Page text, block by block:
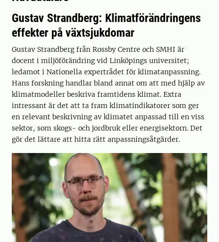
Gustav Strandberg: Klimatförändringens
effekter på växtsjukdomar
Gustav Strandberg från Rossby Centre och SMHI är
docent i miljöförändring vid Linköpings universitet;
ledamot i Nationella expertrådet för klimatanpassning.
Hans forskning handlar bland annat om att med hjälp av
klimatmodeller beskriva framtidens klimat. Extra
intressant är det att ta fram klimatindikatorer som ger
en relevant beskrivning av klimatet anpassad till en viss
sektor, som skogs- och jordbruk eller energisektorn. Det
gör det lättare att hitta rätt anpassningsåtgärder.